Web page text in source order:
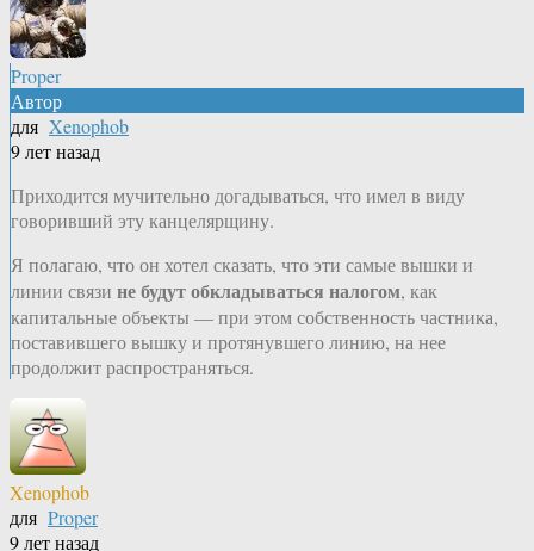
Proper
Автор
для Xenophob
9 лет назад
Приходится мучительно догадываться, что имел в виду
говоривший эту канцелярщину.
Я полагаю, что он хотел сказать, что эти самые вышки и
линии связи не будут обкладываться налогом, как
капитальные объекты — при этом собственность частника,
поставившего вышку и протянувшего линию, на нее
продолжит распространяться.
Xenophob
для Proper
9 лет назад